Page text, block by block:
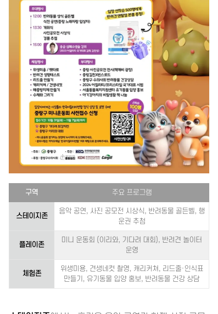
구역 주요 프로그램
스테이지존
음악 공연, 사진 공모전 시상식, 반려동물 골든벨, 행
운권 추첨
플레이존
미니 운동회 (이리와, 기다려 대회), 반려견 놀이터
운영
체험존
위생미용, 견생네컷 촬영, 캐리커쳐, 리드줄·인식표
만들기, 유기동물 입양 홍보, 반려동물 건강 상담